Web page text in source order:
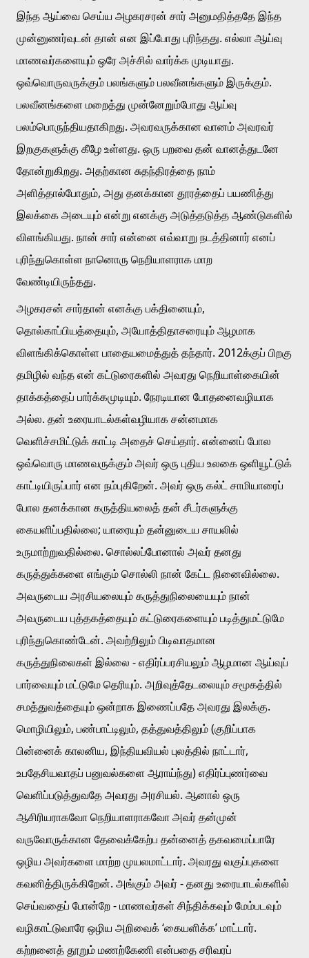
இந்த ஆய்வை செய்ய அழகரசரன் சார் அனுமதித்ததே இந்த
முன்னுணர்வுடன் தான் என இப்போது புரிந்தது. எல்லா ஆய்வு
மாணவர்களையும் ஒரே அச்சில் வார்க்க முடியாது.
ஒவ்வொருவருக்கும் பலங்களும் பலவீனங்களும் இருக்கும்.
பலவீனங்களை மறைத்து முன்னேறும்போது ஆய்வு
பலம்பொருந்தியதாகிறது. அவரவருக்கான வானம் அவரவர்
இறகுகளுக்கு கீழே உள்ளது. ஒரு பறவை தன் வானத்துடனே
தோன்றுகிறது. அதற்கான சுதந்திரத்தை நாம்
அளித்தால்போதும், அது தனக்கான தூரத்தைப் பயணித்து
இலக்கை அடையும் என்று எனக்கு அடுத்தடுத்த ஆண்டுகளில்
விளங்கியது. நான் சார் என்னை எவ்வாறு நடத்தினார் எனப்
புரிந்துகொள்ள நானொரு நெறியாளராக மாற
வேண்டியிருந்தது.
அழகரசன் சார்தான் எனக்கு பக்தினையும்,
தொல்காப்பியத்தையும், அயோத்திதாசரையும் ஆழமாக
விளங்கிக்கொள்ள பாதையமைத்துத் தந்தார். 2012க்குப் பிறகு
தமிழில் வந்த என் கட்டுரைகளில் அவரது நெறியாள்கையின்
தாக்கத்தைப் பார்க்கமுடியும். நேரடியான போதனைவழியாக
அல்ல. தன் உரையாடல்கள்வழியாக சன்னமாக
வெளிச்சமிட்டுக் காட்டி அதைச் செய்தார். என்னைப் போல
ஒவ்வொரு மாணவருக்கும் அவர் ஒரு புதிய உலகை ஒளியூட்டுக்
காட்டியிருப்பார் என நம்புகிறேன். அவர் ஒரு கல்ட் சாமியாரைப்
போல தனக்கான கருத்தியலைத் தன் சீடர்களுக்கு
கையளிப்பதில்லை; யாரையும் தன்னுடைய சாயலில்
உருமாற்றுவதில்லை. சொல்லப்போனால் அவர் தனது
கருத்துக்களை எங்கும் சொல்லி நான் கேட்ட நினைவில்லை.
அவருடைய அரசியலையும் கருத்துநிலையையும் நான்
அவருடைய புத்தகத்தையும் கட்டுரைகளையும் படித்துமட்டுமே
புரிந்துகொண்டேன். அவற்றிலும் பிடிவாதமான
கருத்துநிலைகள் இல்லை - எதிர்ப்பரசியலும் ஆழமான ஆய்வுப்
பார்வையும் மட்டுமே தெரியும். அறிவுத்தேடலையும் சமூகத்தில்
சமத்துவத்தையும் ஒன்றாக இணைப்பதே அவரது இலக்கு.
மொழியிலும், பண்பாட்டிலும், தத்துவத்திலும் (குறிப்பாக
பின்னைக் காலனிய, இந்தியவியல் புலத்தில் நாட்டார்,
உபதேசியவாதப் பனுவல்களை ஆராய்ந்து) எதிர்ப்புணர்வை
வெளிப்படுத்துவதே அவரது அரசியல். ஆனால் ஒரு
ஆசிரியராகவோ நெறியாளராகவோ அவர் தன்முன்
வருவோருக்கான தேவைக்கேற்ப தன்னைத் தகவமைப்பாரே
ஒழிய அவர்களை மாற்ற முயலமாட்டார். அவரது வகுப்புகளை
கவனித்திருக்கிறேன். அங்கும் அவர் - தனது உரையாடல்களில்
செய்வதைப் போன்றே - மாணவர்கள் சிந்திக்கவும் மேம்படவும்
வழிகாட்டுவாரே ஒழிய அறிவைக் ‘கையளிக்க’ மாட்டார்.
கற்றனைத் தூறும் மணற்கேணி என்பதை சரிவரப்